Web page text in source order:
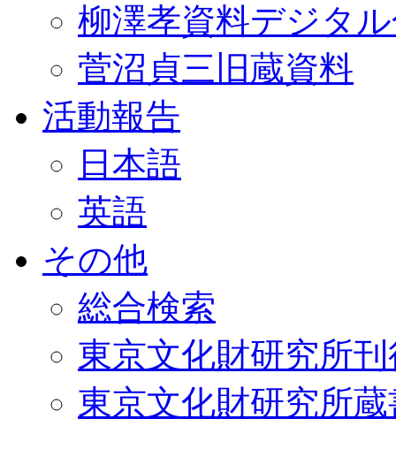
柳澤孝資料デジタ
菅沼貞三旧蔵資料
活動報告
日本語
英語
その他
総合検索
東京文化財研究所
東京文化財研究所